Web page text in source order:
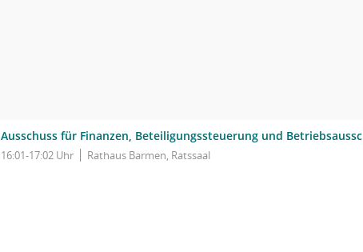
Ausschuss für Finanzen, Beteiligungssteuerung und
16:01-17:02 Uhr Rathaus Barmen, Ratssaal